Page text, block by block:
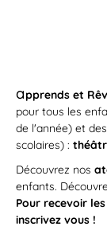
apprends et
pour tous les
de l'année) et des
scolaires) :
Découvrez nos
enfants.
Pour recevoir
inscrivez vous !